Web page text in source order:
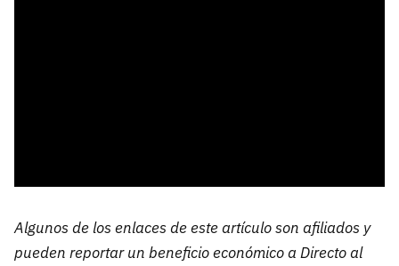
Algunos de los enlaces de este artículo son afiliados y
pueden reportar un beneficio económico a Directo al